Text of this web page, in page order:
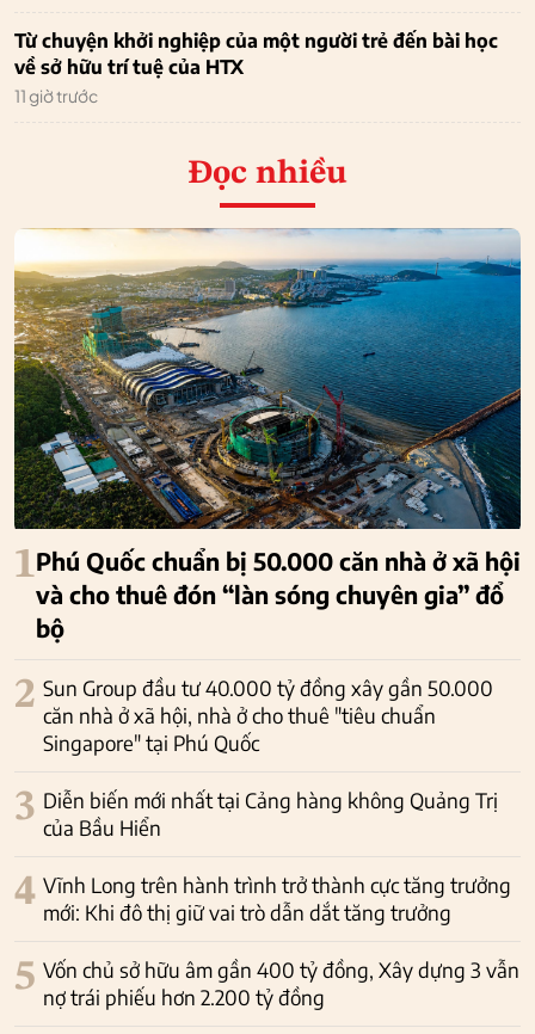
Từ chuyện khởi nghiệp của một người trẻ đến bài học
về sở hữu trí tuệ của HTX
11 giờ trước
Đọc nhiều
1Phú Quốc chuẩn bị 50.000 căn nhà ở xã hội
và cho thuê đón “làn sóng chuyên gia” đổ
bộ
2 Sun Group đầu tư 40.000 tỷ đồng xây gần 50.000
căn nhà ở xã hội, nhà ở cho thuê "tiêu chuẩn
Singapore" tại Phú Quốc
3 Diễn biến mới nhất tại Cảng hàng không Quảng Trị
của Bầu Hiển
4 Vĩnh Long trên hành trình trở thành cực tăng trưởng
mới: Khi đô thị giữ vai trò dẫn dắt tăng trưởng
5 Vốn chủ sở hữu âm gần 400 tỷ đồng, Xây dựng 3 vẫn
nợ trái phiếu hơn 2.200 tỷ đồng